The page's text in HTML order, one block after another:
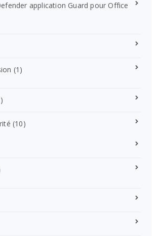
application Guard pour Office
(1)
(10)